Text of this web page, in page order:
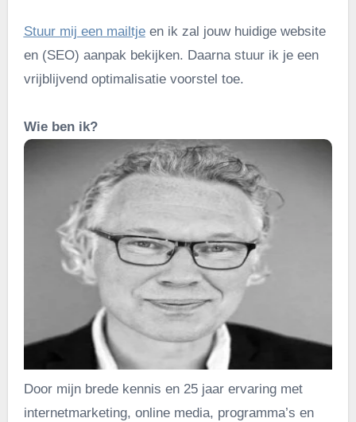
Stuur mij een mailtjeen ik zal jouw huidige website
en (SEO) aanpak bekijken. Daarna stuur ik je een
vrijblijvend optimalisatie voorstel toe.
Wie ben ik?
Door mijn brede kennis en 25 jaar ervaring met
internetmarketing, online media, programma’s en